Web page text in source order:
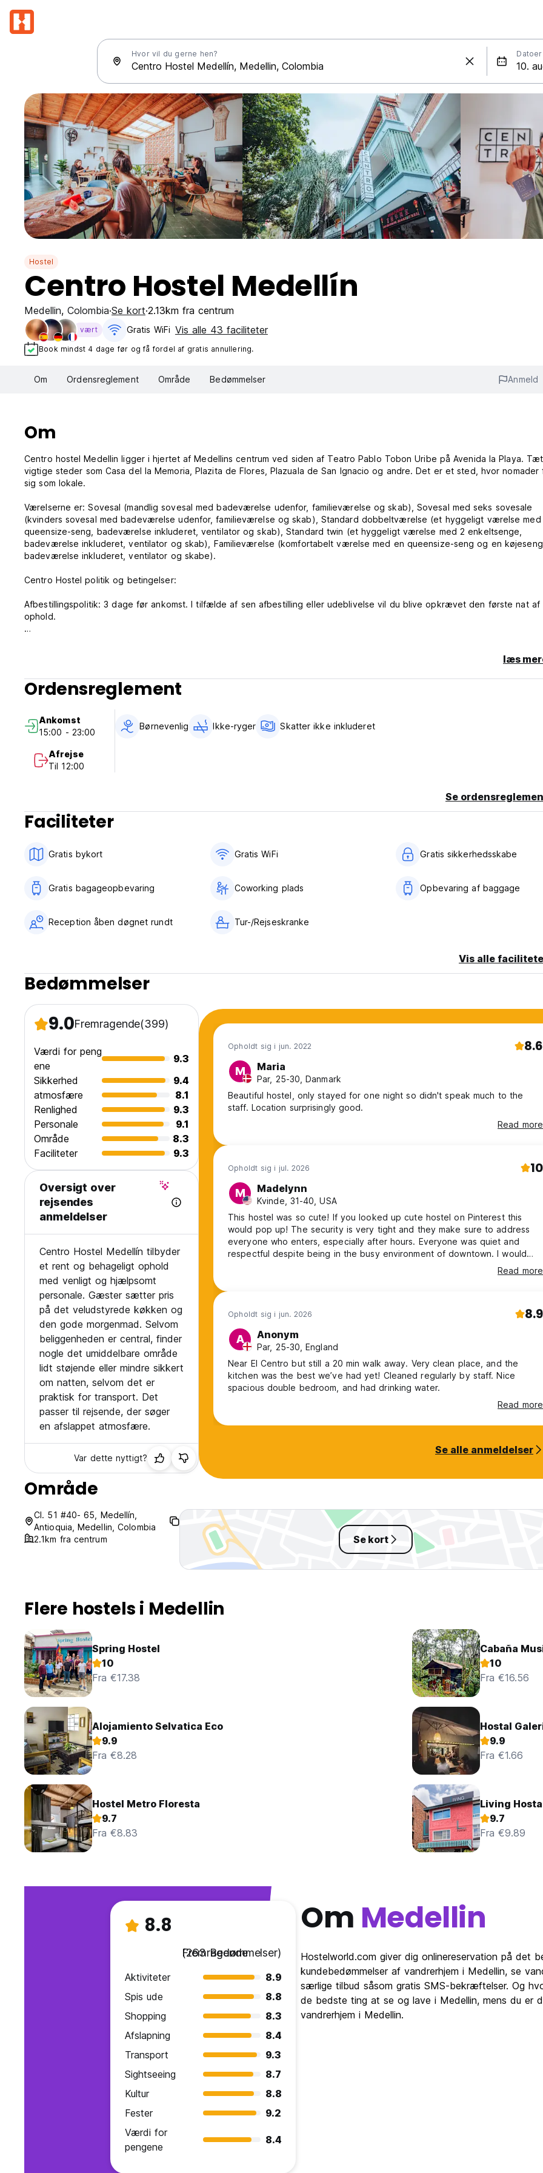
Hvor vil du gerne hen? Datoer
Hostel
Centro Hostel Medellín
Medellin, Colombia Se kort 2.13km fra centrum
vært Gratis WiFi Vis alle 43 faciliteter
Book mindst 4 dage før og få fordel af gratis annullering.
Om Ordensreglement Område Bedømmelser Anmeld
Om
Centro hostel Medellin ligger i hjertet af Medellins centrum ved siden af ​​Teatro Pablo Tobon Uribe på Avenida la Playa.
vigtige steder som Casa del la Memoria, Plazita de Flores, Plazuala de San Ignacio og andre. Det er et sted, hvor nomader
sig som lokale.
Værelserne er: Sovesal (mandlig sovesal med badeværelse udenfor, familieværelse og skab), Sovesal med seks sovesale
(kvinders sovesal med badeværelse udenfor, familieværelse og skab), Standard dobbeltværelse (et hyggeligt værelse med
queensize-seng, badeværelse inkluderet, ventilator og skab), Standard twin (et hyggeligt værelse med 2 enkeltsenge,
badeværelse inkluderet, ventilator og skab), Familieværelse (komfortabelt værelse med en queensize-seng og en
badeværelse inkluderet, ventilator og skabe).
Centro Hostel politik og betingelser:
Afbestillingspolitik: 3 dage før ankomst. I tilfælde af sen afbestilling eller udeblivelse vil du blive opkrævet den første nat af
ophold.
Betaling ved ankomst med kontanter, kredit- og betalingskort
Skat ikke inkluderet (19%)
Reception døgnet rundt.
Ingen udgangsforbud.
Minimumsalder for registrering 12 år.
læs
Ordensreglement
Ankomst
15:00 - 23:00
Afrejse
Til 12:00
Børnevenlig Ikke-ryger Skatter ikke inkluderet
Se
Faciliteter
Gratis bykort Gratis WiFi Gratis sikkerhedsskabe
Gratis bagageopbevaring Coworking plads Opbevaring af baggage
Reception åben døgnet rundt Tur-/Rejseskranke
Vis alle
Bedømmelser
9.0Fremragende(399)
Værdi for peng
ene
9.3
Sikkerhed
9.4
atmosfære
8.1
Renlighed
9.3
Personale
9.1
Område
8.3
Faciliteter
9.3
Oversigt over
rejsendes
anmeldelser
Centro Hostel Medellín tilbyder
et rent og behageligt ophold
med venligt og hjælpsomt
personale. Gæster sætter pris
på det veludstyrede køkken og
den gode morgenmad. Selvom
beliggenheden er central, finder
nogle det umiddelbare område
lidt støjende eller mindre sikkert
om natten, selvom det er
praktisk for transport. Det
passer til rejsende, der søger
en afslappet atmosfære.
Var dette nyttigt?
Opholdt sig i jun. 2022 8.6
M Maria
Par, 25-30, Danmark
Beautiful hostel, only stayed for one night so didn't speak much to the
staff. Location surprisingly good.
Read more
Opholdt sig i jul. 2026 10
M Madelynn
Kvinde, 31-40, USA
This hostel was so cute! If you looked up cute hostel on Pinterest this
would pop up! The security is very tight and they make sure to address
everyone who enters, especially after hours. Everyone was quiet and
respectful despite being in the busy environment of downtown. I would
say it’s a more quiet and calm hostel. The vibes were very chill. There’s
plenty to walk to and if you need to get to the train station it’s less than a
Read more
Opholdt sig i jun. 2026 8.9
A Anonym
Par, 25-30, England
Near El Centro but still a 20 min walk away. Very clean place, and the
kitchen was the best we’ve had yet! Cleaned regularly by staff. Nice
spacious double bedroom, and had drinking water.
Read more
Se alle anmeldelser
Område
Cl. 51 #40- 65, Medellín,
Antioquia, Medellin, Colombia
2.1km fra centrum
Se kort
Flere hostels i Medellin
Spring Hostel
10
Fra €17.38
Cabaña
10
Fra €16.56
Alojamiento Selvatica Eco
9.9
Fra €8.28
Hostal
9.9
Fra €1.66
Hostel Metro Floresta
9.7
Fra €8.83
Living
9.7
Fra €9.89
8.8
Fremragende
(263 Bedømmelser)
Aktiviteter
8.9
Spis ude
8.8
Shopping
8.3
Afslapning
8.4
Transport
9.3
Sightseeing
8.7
Kultur
8.8
Fester
9.2
Værdi for
pengene
8.4
Om Medellin
Hostelworld.com giver dig onlinereservation på det
kundebedømmelser af vandrerhjem i Medellin, se
særlige tilbud såsom gratis SMS-bekræftelser. Og
de bedste ting at se og lave i Medellin, mens du er
vandrerhjem i Medellin.